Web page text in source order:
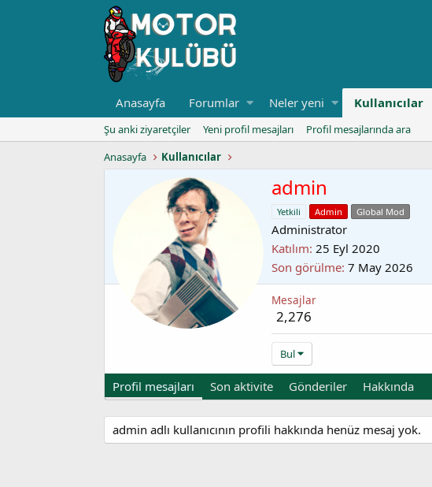
Anasayfa Forumlar Neler yeni Kullanıcılar
Şu anki ziyaretçiler Yeni profil mesajları
Profil mesajlarında ara
Anasayfa
Kullanıcılar
admin
Yetkili Admin Global Mod
Administrator
Katılım 25 Eyl 2020
Son görülme 7 May 2026
Mesajlar
2,276
Bul
Profil mesajları Son aktivite Gönderiler Hakkında
admin adlı kullanıcının profili hakkında henüz mesaj yok.